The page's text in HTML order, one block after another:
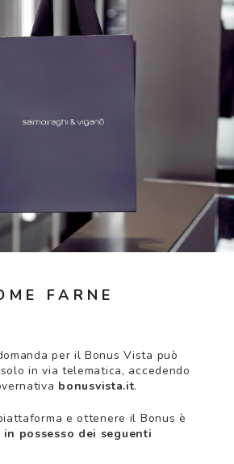
FARNE
per il Bonus Vista può
in via telematica, accedendo
bonusvista.it.
e ottenere il Bonus è
in possesso dei seguenti